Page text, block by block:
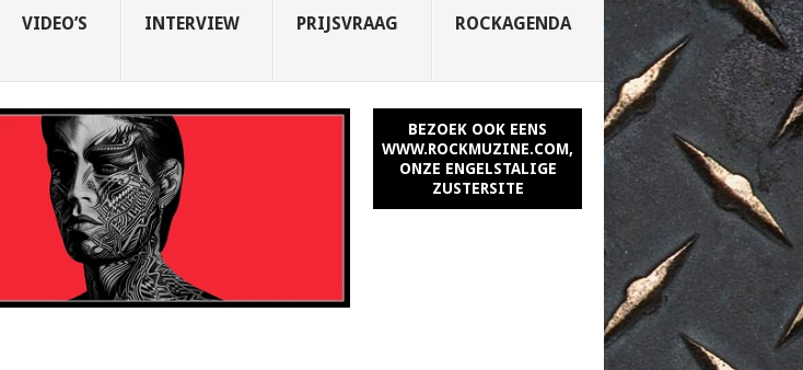
VIDEO’S INTERVIEW PRIJSVRAAG ROCKAGENDA
BEZOEK OOK EENS
WWW.ROCKMUZINE.COM,
ONZE ENGELSTALIGE
ZUSTERSITE